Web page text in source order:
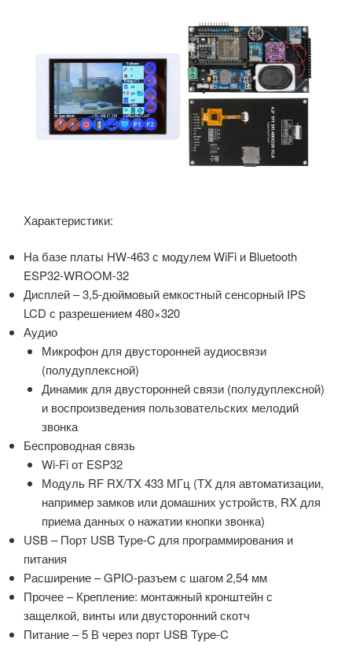
Характеристики:
На базе платы HW-463 с модулем WiFi и Bluetooth
ESP32-WROOM-32
Дисплей – 3,5-дюймовый емкостный сенсорный IPS
LCD с разрешением 480×320
Аудио
Микрофон для двусторонней аудиосвязи
(полудуплексной)
Динамик для двусторонней связи (полудуплексной)
и воспроизведения пользовательских мелодий
звонка
Беспроводная связь
Wi-Fi от ESP32
Модуль RF RX/TX 433 МГц (TX для автоматизации,
например замков или домашних устройств, RX для
приема данных о нажатии кнопки звонка)
USB – Порт USB Type-C для программирования и
питания
Расширение – GPIO-разъем с шагом 2,54 мм
Прочее – Крепление: монтажный кронштейн с
защелкой, винты или двусторонний скотч
Питание – 5 В через порт USB Type-C